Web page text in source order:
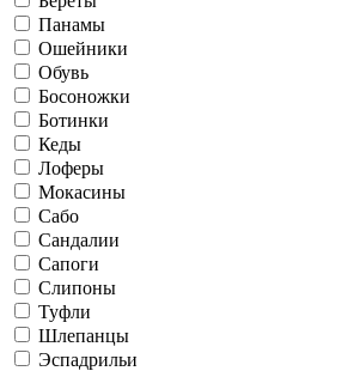
Панамы
Ошейники
Обувь
Босоножки
Ботинки
Кеды
Лоферы
Мокасины
Сабо
Сандалии
Сапоги
Слипоны
Туфли
Шлепанцы
Эспадрильи